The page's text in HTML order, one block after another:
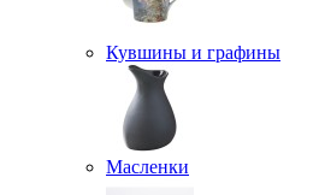
Кувшины и графины
Масленки